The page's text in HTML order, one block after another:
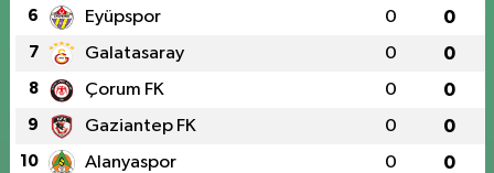
6 Eyüpspor 0 0
7 Galatasaray 0 0
8 Çorum FK 0 0
9 Gaziantep FK 0 0
10 Alanyaspor 0 0